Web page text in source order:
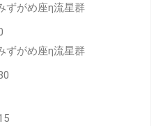
ずがめ座η流星群
ずがめ座η流星群